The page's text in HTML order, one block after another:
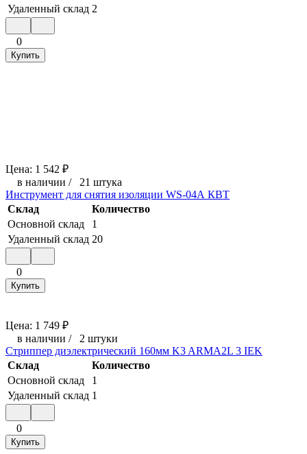
Удаленный склад 2
0
Купить
Цена: 1 542 ₽
в наличии / 21 штука
Инструмент для снятия изоляции WS-04А КВТ
Склад
Количество
Основной склад
1
Удаленный склад 20
0
Купить
Цена: 1 749 ₽
в наличии / 2 штуки
Стриппер диэлектрический 160мм K3 ARMA2L 3 IEK
Склад
Количество
Основной склад
1
Удаленный склад 1
0
Купить